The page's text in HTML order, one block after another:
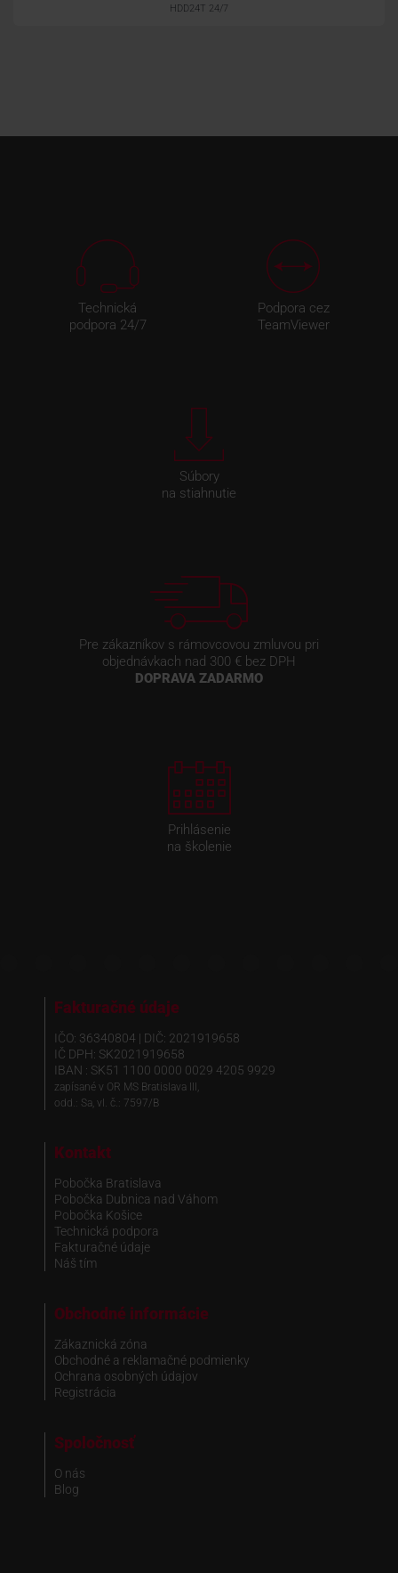
HDD24T 24/7
Technická
podpora 24/7
Podpora cez
TeamViewer
Súbory
na stiahnutie
Pre zákazníkov s rámovcovou zmluvou pri
objednávkach nad 300 € bez DPH
DOPRAVA ZADARMO
Prihlásenie
na školenie
Fakturačné údaje
IČO: 36340804 | DIČ: 2021919658
IČ DPH: SK2021919658
IBAN : SK51 1100 0000 0029 4205 9929
zapísané v OR MS Bratislava III,
odd.: Sa, vl. č.: 7597/B
Kontakt
Pobočka Bratislava
Pobočka Dubnica nad Váhom
Pobočka Košice
Technická podpora
Fakturačné údaje
Náš tím
Obchodné informácie
Zákaznická zóna
Obchodné a reklamačné podmienky
Ochrana osobných údajov
Registrácia
Spoločnosť
O nás
Blog